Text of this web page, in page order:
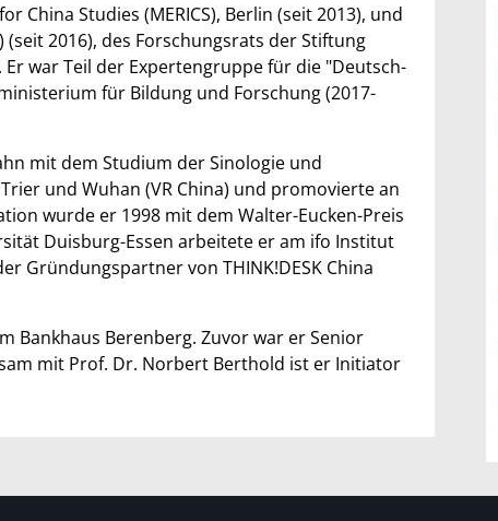
China Studies (MERICS), Berlin (seit 2013), und
(seit 2016), des Forschungsrats der Stiftung
war Teil der Expertengruppe für die "Deutsch-
für Bildung und Forschung (2017-
mit dem Studium der Sinologie und
und Wuhan (VR China) und promovierte an
wurde er 1998 mit dem Walter-Eucken-Preis
Duisburg-Essen arbeitete er am ifo Institut
Gründungspartner von THINK!DESK China
Bankhaus Berenberg. Zuvor war er Senior
mit Prof. Dr. Norbert Berthold ist er Initiator